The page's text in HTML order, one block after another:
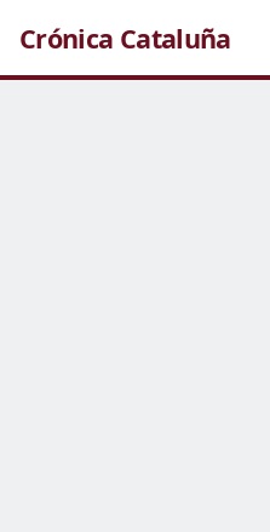
Crónica Cataluña